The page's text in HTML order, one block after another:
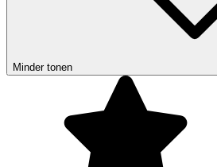
Minder tonen